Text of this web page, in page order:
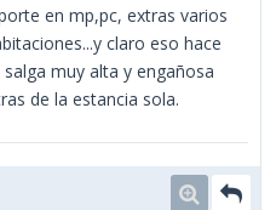
en mp,pc, extras varios
claro eso hace
muy alta y engañosa
de la estancia sola.